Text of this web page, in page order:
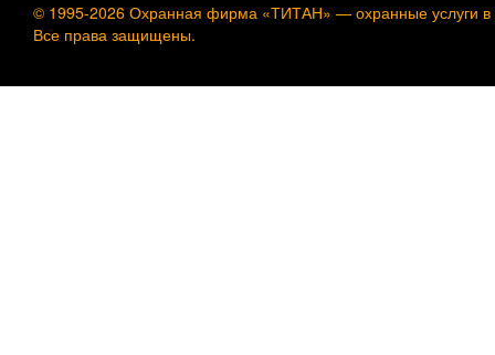
© 1995-2026 Охранная фирма «ТИТАН» — охранные услуги
Все права защищены.